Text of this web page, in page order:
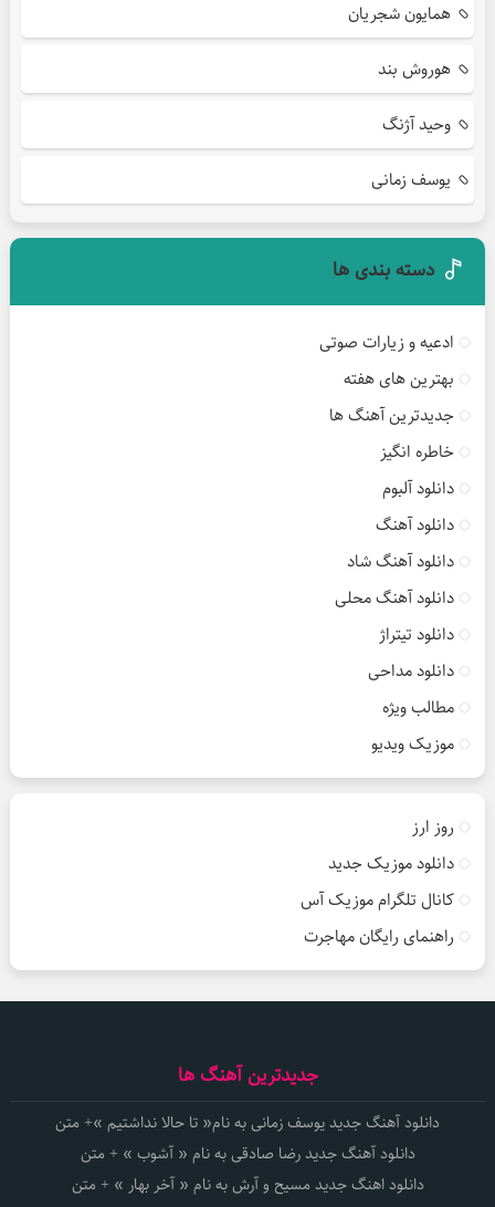
همایون شجریان
هوروش بند
وحید آژنگ
یوسف زمانی
دسته بندی ها
ادعیه و زیارات صوتی
بهترین های هفته
جدیدترین آهنگ ها
خاطره انگیز
دانلود آلبوم
دانلود آهنگ
دانلود آهنگ شاد
دانلود آهنگ محلی
دانلود تیتراژ
دانلود مداحی
مطالب ویژه
موزیک ویدیو
روز ارز
دانلود موزیک جدید
کانال تلگرام موزیک آس
راهنمای رایگان مهاجرت
جدیدترین آهنگ ها
دانلود آهنگ جدید یوسف زمانی به نام« تا حالا نداشتیم »+ متن
دانلود آهنگ جدید رضا صادقی به نام « آشوب » + متن
دانلود اهنگ جدید مسیح و آرش به نام « آخر بهار » + متن